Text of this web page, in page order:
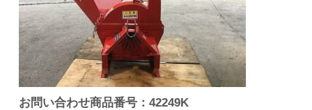
お問い合わせ商品番号：42249K